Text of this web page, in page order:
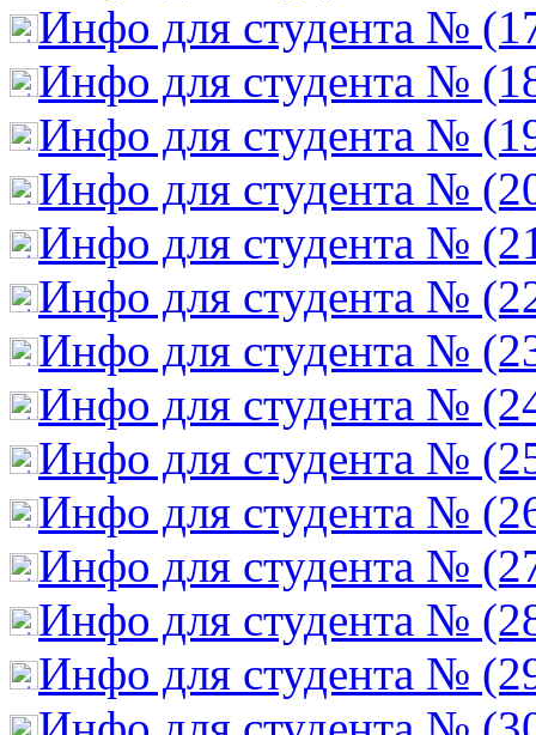
Инфо для студента №
Инфо для студента №
Инфо для студента №
Инфо для студента №
Инфо для студента №
Инфо для студента №
Инфо для студента №
Инфо для студента №
Инфо для студента №
Инфо для студента №
Инфо для студента №
Инфо для студента №
Инфо для студента №